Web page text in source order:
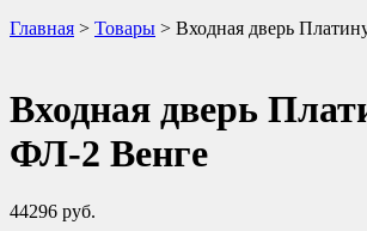
Главная > Товары > Входная дверь
Входная дверь
ФЛ-2 Венге
44296 руб.